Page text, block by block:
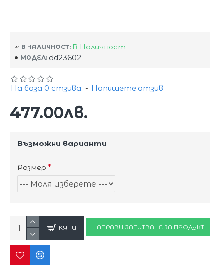
В НАЛИЧНОСТ: В Наличност
МОДЕЛ: dd23602
На база 0 отзива. - Напишете отзив
477.00лв.
Възможни варианти
Размер
КУПИ НАПРАВИ ЗАПИТВАНЕ ЗА ПРОДУКТ